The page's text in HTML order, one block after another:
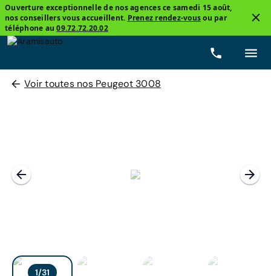
Ouverture exceptionnelle de nos agences ce samedi 15 août,
nos conseillers vous accueillent. Prenez rendez-vousou par
téléphone au09.72.72.20.02
Voir toutes nos Peugeot 3008